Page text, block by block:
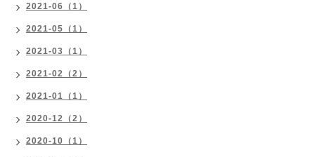
2021-06（1）
2021-05（1）
2021-03（1）
2021-02（2）
2021-01（1）
2020-12（2）
2020-10（1）